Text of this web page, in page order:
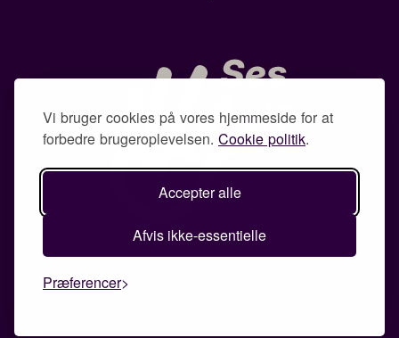
Vi bruger cookies på vores hjemmeside for at
forbedre brugeroplevelsen. Cookie politik.
Accepter alle
Afvis ikke-essentielle
Præferencer